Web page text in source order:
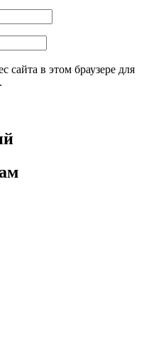
сайта в этом браузере для